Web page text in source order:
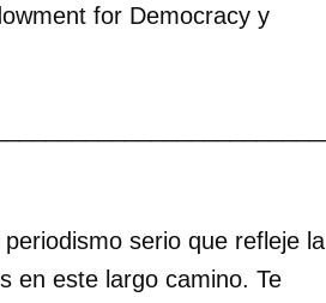
for Democracy y
serio que refleje la
en este largo camino. Te